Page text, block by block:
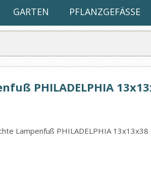
GARTEN PFLANZGEFÄSSE
PHILADELPHIA